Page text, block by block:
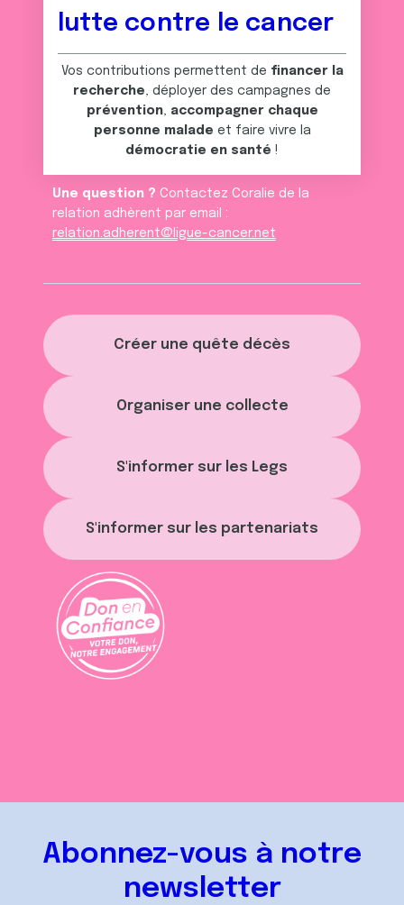
Créer une quête décès
Organiser une collecte
S'informer sur les Legs
S'informer sur les partenariats
lutte contre le cancer
Vos contributions permettent de financer la
recherche , déployer des campagnes de
prévention,
accompagner chaque
personne malade et faire vivre la
démocratie en santé !
Une question ? Contactez Coralie de la
relation adhèrent par email :
relation.adherent@ligue-cancer.net
Abonnez-vous à notre
newsletter